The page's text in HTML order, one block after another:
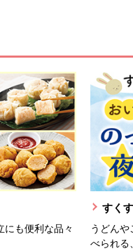
にも便利な品々
すく
うどん
べられる